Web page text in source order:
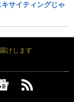
サイティングじゃ
けします